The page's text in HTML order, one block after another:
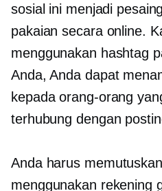
sosial ini menjadi
pakaian secara online.
menggunakan hashtag
Anda, Anda dapat
kepada orang-orang
terhubung dengan
Anda harus
menggunakan rekening